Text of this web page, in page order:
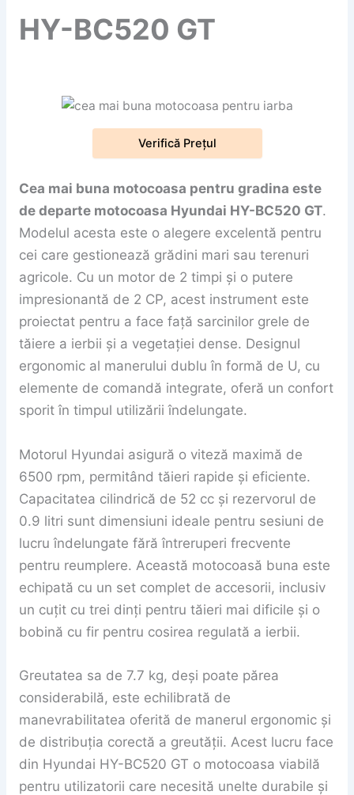
HY-BC520 GT
Verifică Prețul
Cea mai buna motocoasa pentru gradina este
de departe motocoasa Hyundai HY-BC520 GT.
Modelul acesta este o alegere excelentă pentru
cei care gestionează grădini mari sau terenuri
agricole. Cu un motor de 2 timpi și o putere
impresionantă de 2 CP, acest instrument este
proiectat pentru a face față sarcinilor grele de
tăiere a ierbii și a vegetației dense. Designul
ergonomic al manerului dublu în formă de U, cu
elemente de comandă integrate, oferă un confort
sporit în timpul utilizării îndelungate.
Motorul Hyundai asigură o viteză maximă de
6500 rpm, permitând tăieri rapide și eficiente.
Capacitatea cilindrică de 52 cc și rezervorul de
0.9 litri sunt dimensiuni ideale pentru sesiuni de
lucru îndelungate fără întreruperi frecvente
pentru reumplere. Această motocoasă buna este
echipată cu un set complet de accesorii, inclusiv
un cuțit cu trei dinți pentru tăieri mai dificile și o
bobină cu fir pentru cosirea regulată a ierbii.
Greutatea sa de 7.7 kg, deși poate părea
considerabilă, este echilibrată de
manevrabilitatea oferită de manerul ergonomic și
de distribuția corectă a greutății. Acest lucru face
din Hyundai HY-BC520 GT o motocoasa viabilă
pentru utilizatorii care necesită unelte durabile și